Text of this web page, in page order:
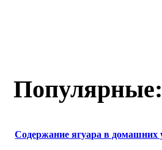
Популярные:
Содержание ягуара в домашних